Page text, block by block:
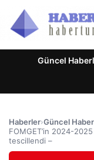
Güncel
Haberler›Güncel
FOMGET’in 2024-
tescillendi –